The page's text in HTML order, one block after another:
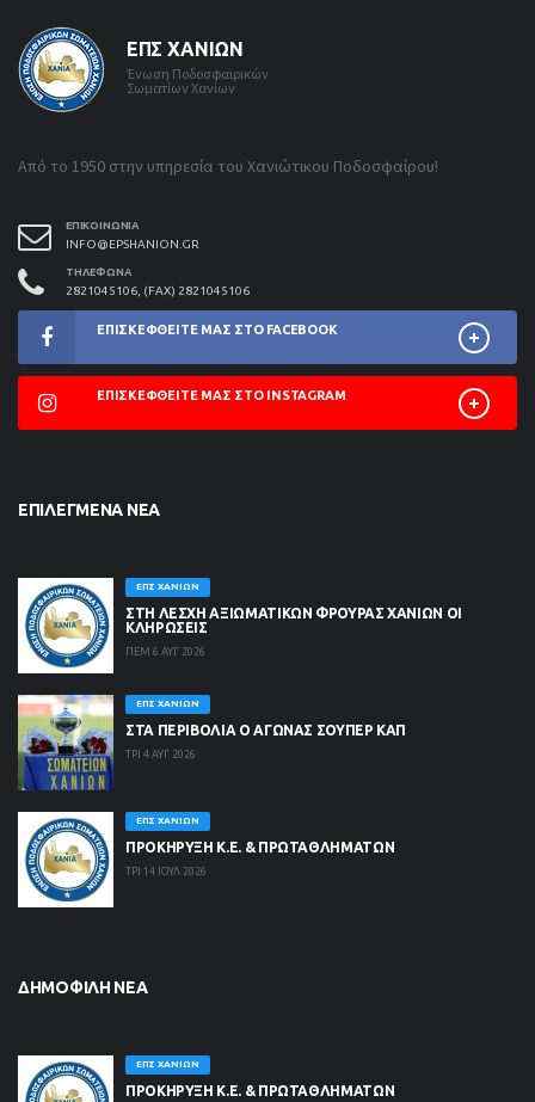
ΕΠΣ ΧΑΝΊΩΝ
Ένωση Ποδοσφαιρικών
Σωματίων Χανίων
Από το 1950 στην υπηρεσία του Χανιώτικου Ποδοσφαίρου!
ΕΠΙΚΟΙΝΩΝΊΑ
INFO@EPSHANION.GR
ΤΗΛΈΦΩΝΑ
2821045106, (FAX) 2821045106
ΕΠΙΣΚΕΦΘΕΊΤΕ ΜΑΣ ΣΤΟ FACEBOOK
ΕΠΙΣΚΕΦΘΕΊΤΕ ΜΑΣ ΣΤΟ INSTAGRAM
ΕΠΙΛΕΓΜΈΝΑ ΝΈΑ
ΕΠΣ ΧΑΝΊΩΝ
ΣΤΗ ΛΈΣΧΗ ΑΞΙΩΜΑΤΙΚΏΝ ΦΡΟΥΡΆΣ ΧΑΝΊΩΝ ΟΙ
ΚΛΗΡΏΣΕΙΣ
ΠΕΜ 6 ΑΥΓ 2026
ΕΠΣ ΧΑΝΊΩΝ
ΣΤΑ ΠΕΡΙΒΟΛΙΑ Ο ΑΓΩΝΑΣ ΣΟΥΠΕΡ ΚΑΠ
ΤΡΙ 4 ΑΥΓ 2026
ΕΠΣ ΧΑΝΊΩΝ
ΠΡΟΚΗΡΥΞΗ Κ.Ε. & ΠΡΩΤΑΘΛΗΜΑΤΩΝ
ΤΡΙ 14 ΙΟΥΛ 2026
ΔΗΜΟΦΙΛΉ ΝΈΑ
ΕΠΣ ΧΑΝΊΩΝ
ΠΡΟΚΗΡΥΞΗ Κ.Ε. & ΠΡΩΤΑΘΛΗΜΑΤΩΝ